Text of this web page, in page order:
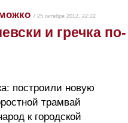
/ 25 октября 2012, 22:22
и гречка по-
построили новую
трамвай
к городской